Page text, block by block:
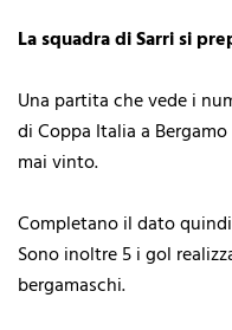
La squadra di Sarri si
Una partita che vede i
di Coppa Italia a
mai vinto.
Completano il dato
Sono inoltre 5 i gol
bergamaschi.